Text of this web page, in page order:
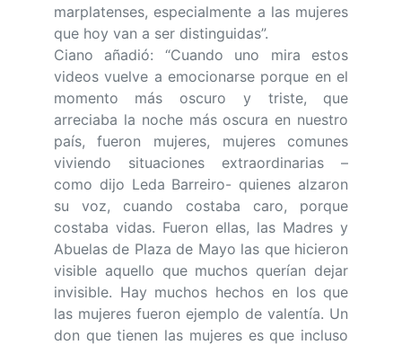
marplatenses, especialmente a las mujeres
que hoy van a ser distinguidas”.
Ciano añadió: “Cuando uno mira estos
videos vuelve a emocionarse porque en el
momento más oscuro y triste, que
arreciaba la noche más oscura en nuestro
país, fueron mujeres, mujeres comunes
viviendo situaciones extraordinarias –
como dijo Leda Barreiro- quienes alzaron
su voz, cuando costaba caro, porque
costaba vidas. Fueron ellas, las Madres y
Abuelas de Plaza de Mayo las que hicieron
visible aquello que muchos querían dejar
invisible. Hay muchos hechos en los que
las mujeres fueron ejemplo de valentía. Un
don que tienen las mujeres es que incluso